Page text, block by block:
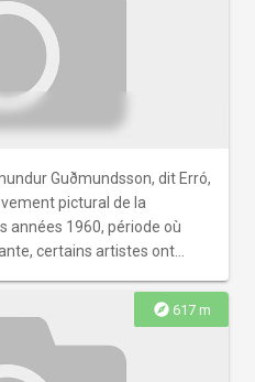
Guðmundsson, dit Erró,
pictural de la
années 1960, période où
certains artistes ont
l’époque. Mais le style de
seul mouvement, et il
« pop baroque », inventé
Arthur Danto pour qualifier
explore 617 m